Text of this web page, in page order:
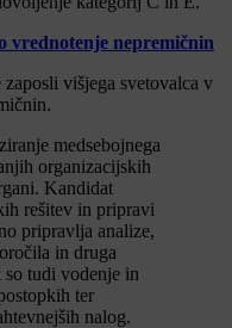
vrednotenje nepremičnin
višjega svetovalca v
medsebojnega
organizacijskih
Kandidat
rešitev in pripravi
pripravlja analize,
in druga
so tudi vodenje in
ter
nalog.